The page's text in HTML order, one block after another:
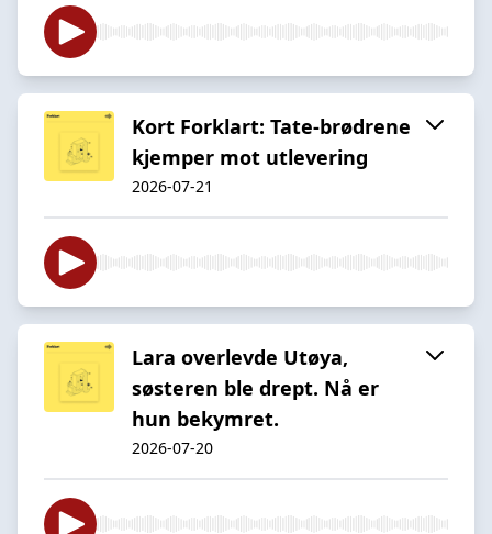
Kort Forklart: Tate-brødrene
kjemper mot utlevering
2026-07-21
Lara overlevde Utøya,
søsteren ble drept. Nå er
hun bekymret.
2026-07-20